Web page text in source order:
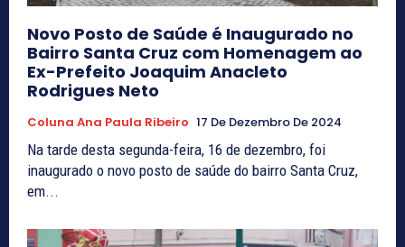
Novo Posto de Saúde é Inaugurado no
Bairro Santa Cruz com Homenagem ao
Ex-Prefeito Joaquim Anacleto
Rodrigues Neto
Coluna Ana Paula Ribeiro 17 De Dezembro De 2024
Na tarde desta segunda-feira, 16 de dezembro, foi
inaugurado o novo posto de saúde do bairro Santa Cruz,
em...